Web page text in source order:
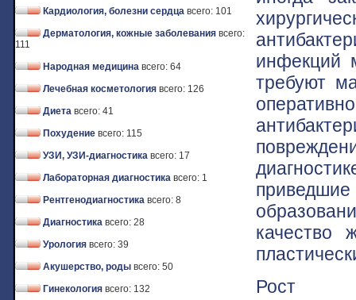
Кардиология, болезни сердца всего: 101
Дерматология, кожные заболевания всего:
111
Народная медицина всего: 64
Лечебная косметология всего: 126
Диета всего: 41
Похудение всего: 115
УЗИ, УЗИ-диагностика всего: 17
Лабораторная диагностика всего: 1
Рентгенодиагностика всего: 8
Диагностика всего: 28
Урология всего: 39
Акушерство, роды всего: 50
Гинекология всего: 132
инфекций
требуют
качество
Рост